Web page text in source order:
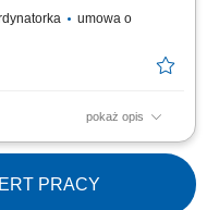
umowa o
pokaż opis
dla klientów
nowych
relacji handlowych.
i negocjowanie warunków
PRACY